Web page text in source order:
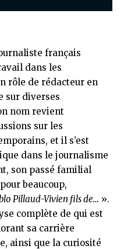
français
dans les
rôle de rédacteur en
sur diverses
nom revient
sur les
et il s’est
dans le journalisme
son passé familial
beaucoup,
Pillaud-Vivien fils de… ».
complète de qui est
sa carrière
ainsi que la curiosité